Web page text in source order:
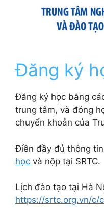
Đăng ký
Đăng ký học bằng
trung tâm, và đóng
chuyển khoản của
Điền đầy đủ thông
học và nộp tại SRTC.
Lịch đào tạo tại Hà
https://srtc.org.vn/c/